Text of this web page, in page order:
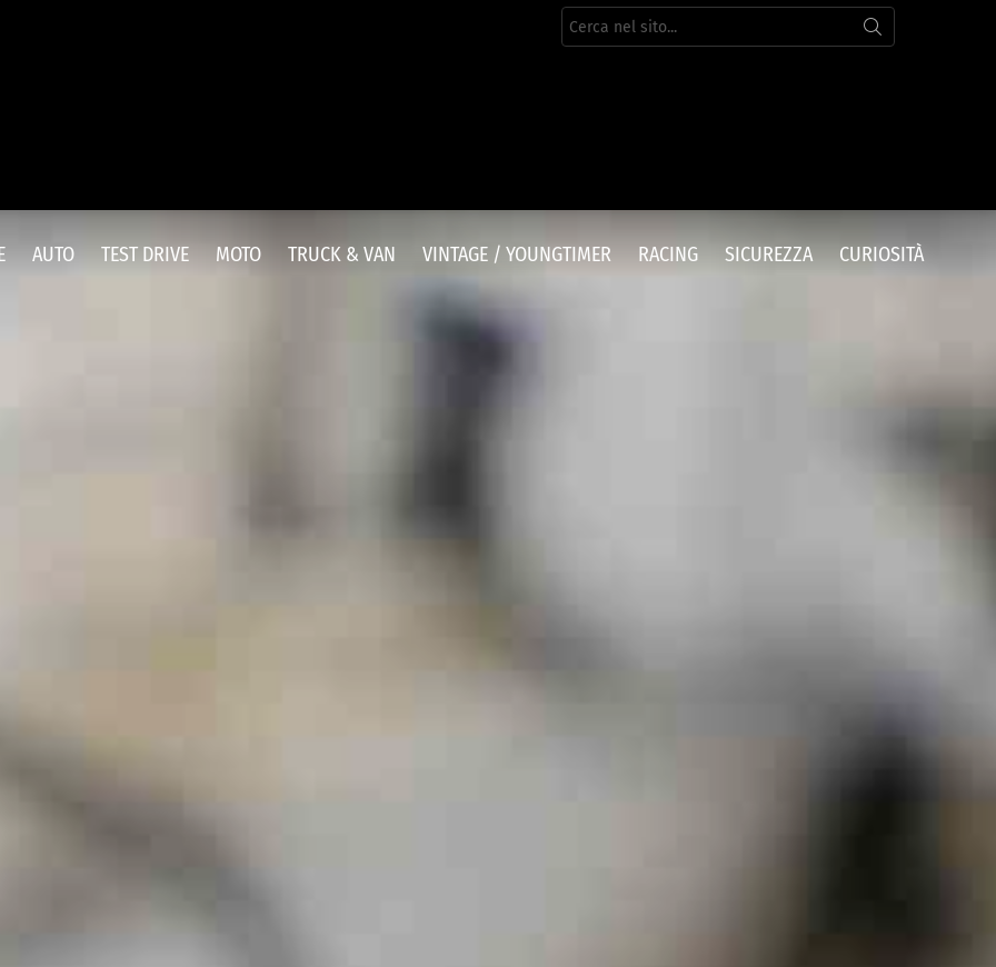
Cerca
per:
AUTO TEST DRIVE MOTO TRUCK & VAN VINTAGE / YOUNGTIMER RACING SICUREZZA CURIOSITÀ